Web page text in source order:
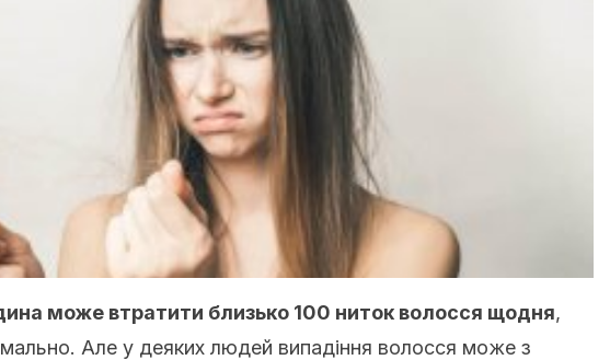
може втратити близько 100 ниток волосся щодня,
Але у деяких людей випадіння волосся може з